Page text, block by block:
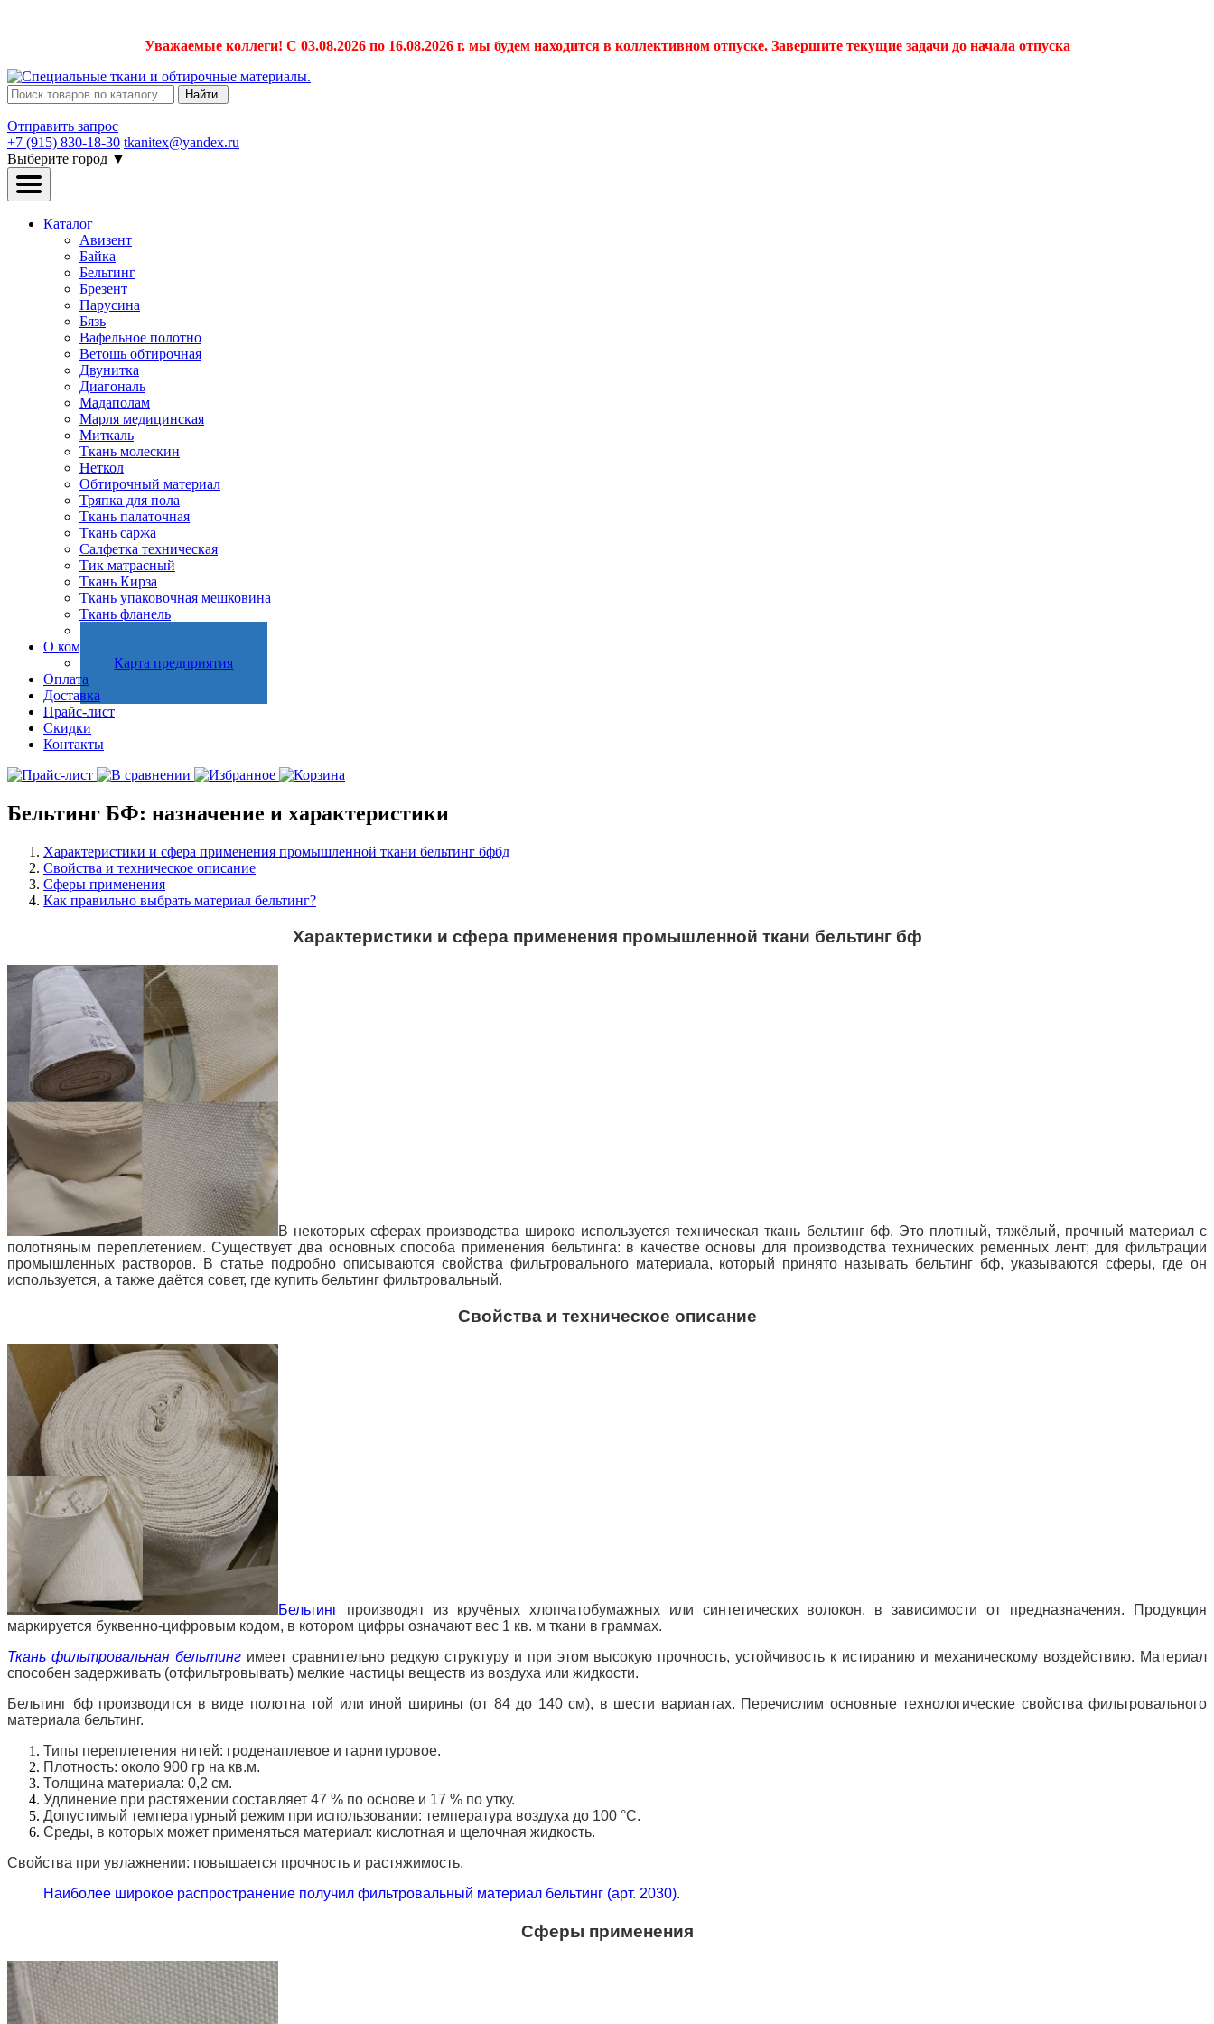
Уважаемые коллеги! С 03.08.2026 по 16.08.2026 г. мы будем находится в коллективном отпуске. Завершите текущие задачи до начала отпуска
Найти
Отправить запрос
+7 (915) 830-18-30 tkanitex@yandex.ru
Выберите город ▼
Каталог
Авизент
Байка
Бельтинг
Брезент
Парусина
Бязь
Вафельное полотно
Ветошь обтирочная
Двунитка
Диагональ
Мадаполам
Марля медицинская
Миткаль
Ткань молескин
Неткол
Обтирочный материал
Тряпка для пола
Ткань палаточная
Ткань саржа
Салфетка техническая
Тик матрасный
Ткань Кирза
Ткань упаковочная мешковина
Ткань фланель
О компании
Карта предприятия
Оплата
Доставка
Прайс-лист
Скидки
Контакты
Бельтинг БФ: назначение и характеристики
Характеристики и сфера применения промышленной ткани бельтинг бфбд
Свойства и техническое описание
Сферы применения
Как правильно выбрать материал бельтинг?
Характеристики и сфера применения промышленной ткани бельтинг бф
В некоторых сферах производства широко используется техническая ткань бельтинг бф. Это плотный, тяжёлый, прочный материал с
полотняным переплетением. Существует два основныхспособа применения бельтинга: в качестве основы для производства технических ременных лент; для фильтрации
промышленных растворов. В статье подробно описываются свойства фильтровального материала, который принято называть бельтинг бф, указываются сферы, где он
используется, а также даётся совет, где купить бельтинг фильтровальный.
Свойства и техническое описание
Бельтинг производят из кручёных хлопчатобумажных или синтетических волокон, в зависимости от предназначения. Продукция
маркируется буквенно-цифровым кодом, в котором цифры означают вес 1 кв. м ткани в граммах.
Ткань фильтровальная бельтингимеет сравнительно редкую структуру и при этом высокую прочность, устойчивость к истиранию и механическому воздействию. Материал
способен задерживать (отфильтровывать) мелкие частицы веществ из воздуха или жидкости.
Бельтинг бф производится в виде полотна той или иной ширины (от 84 до 140 см), в шести вариантах. Перечислим основные технологические свойства фильтровального
материала бельтинг.
Типы переплетения нитей: гроденаплевое и гарнитуровое.
Плотность: около 900 гр на кв.м.
Толщина материала: 0,2 см.
Удлинение при растяжении составляет 47 % по основе и 17 % по утку.
Допустимый температурный режим при использовании: температура воздуха до 100 °С.
Среды, в которых может применяться материал: кислотная и щелочная жидкость.
Свойства при увлажнении: повышается прочность и растяжимость.
Наиболее широкое распространение получил фильтровальный материал бельтинг (арт. 2030).
Сферы применения